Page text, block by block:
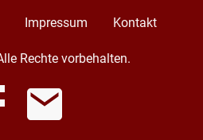
Impressum Kontakt
Rechte vorbehalten.